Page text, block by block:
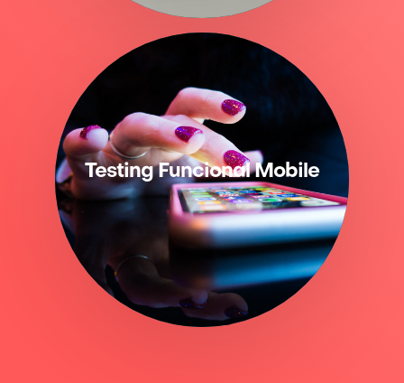
Testing Funcional Mobile